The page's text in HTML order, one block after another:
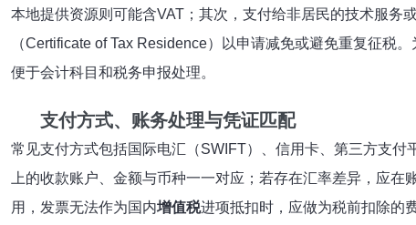
本地提供资源则可能含VAT；其次，支付给非居民的技术服务
（Certificate of Tax Residence）以申请减免或避免重复征税
便于会计科目和税务申报处理。
支付方式、账务处理与凭证匹配
常见支付方式包括国际电汇（SWIFT）、信用卡、第三方支
上的收款账户、金额与币种一一对应；若存在汇率差异，应
用，发票无法作为国内增值税进项抵扣时，应做为税前扣除的